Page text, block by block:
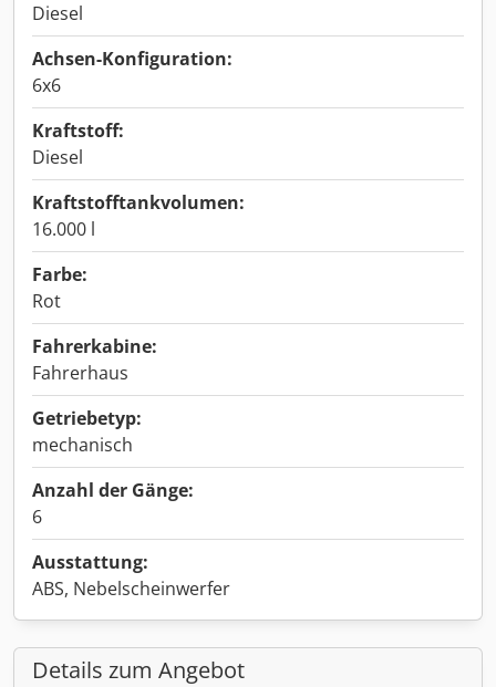
Diesel
Achsen-Konfiguration:
6x6
Kraftstoff:
Diesel
Kraftstofftankvolumen:
16.000 l
Farbe:
Rot
Fahrerkabine:
Fahrerhaus
Getriebetyp:
mechanisch
Anzahl der Gänge:
6
Ausstattung:
ABS, Nebelscheinwerfer
Details zum Angebot